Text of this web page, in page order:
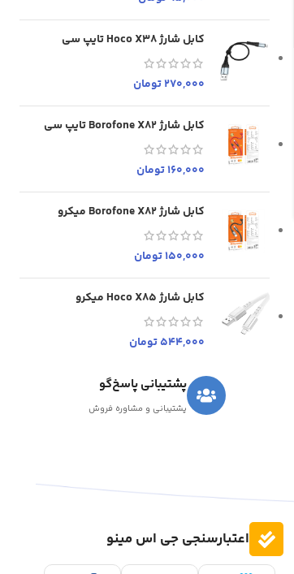
کابل شارژ Hoco X38 تایپ سی
270,000 تومان
کابل شارژ Borofone X82 تایپ سی
160,000تومان
کابل شارژ Borofone X82 میکرو
150,000تومان
کابل شارژ Hoco X85 میکرو
544,000تومان
پشتیبانی پاسخ‌گو
پشتیبانی و مشاوره فروش
اعتبارسنجی جی اس مینو